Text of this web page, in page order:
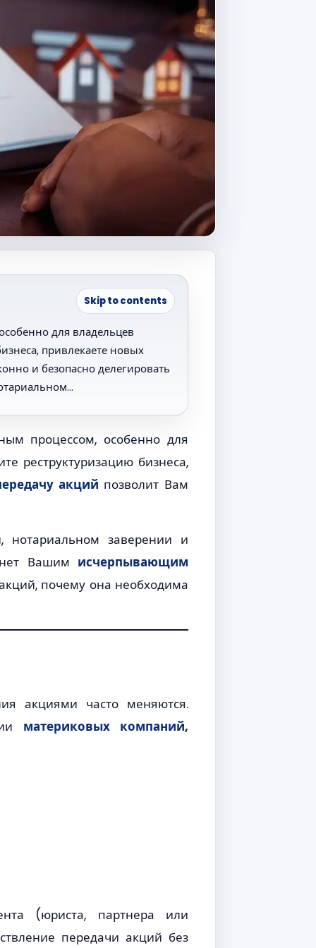
Skip to contents
для владельцев
привлекаете новых
и безопасно делегировать
процессом, особенно для
реструктуризацию бизнеса,
акций позволит Вам
нотариальном заверении и
Вашим исчерпывающим
почему она необходима
акциями часто меняются.
материковых компаний,
(юриста, партнера или
передачи акций без